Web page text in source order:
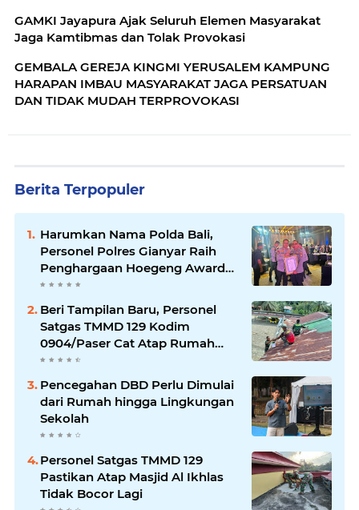
GAMKI Jayapura Ajak Seluruh Elemen Masyarakat
Jaga Kamtibmas dan Tolak Provokasi
GEMBALA GEREJA KINGMI YERUSALEM KAMPUNG
HARAPAN IMBAU MASYARAKAT JAGA PERSATUAN
DAN TIDAK MUDAH TERPROVOKASI
Berita Terpopuler
Harumkan Nama Polda Bali,
Personel Polres Gianyar Raih
Penghargaan Hoegeng Awards
2026
Beri Tampilan Baru, Personel
Satgas TMMD 129 Kodim
0904/Paser Cat Atap Rumah
Marbot
Pencegahan DBD Perlu Dimulai
dari Rumah hingga Lingkungan
Sekolah
Personel Satgas TMMD 129
Pastikan Atap Masjid Al Ikhlas
Tidak Bocor Lagi